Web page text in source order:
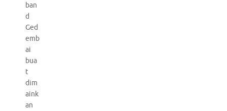
ban
d
Ged
emb
ai
bua
t
dim
aink
an